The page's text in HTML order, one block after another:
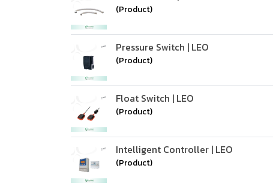
(Product)
Pressure Switch | LEO
(Product)
Float Switch | LEO
(Product)
Intelligent Controller | LEO
(Product)